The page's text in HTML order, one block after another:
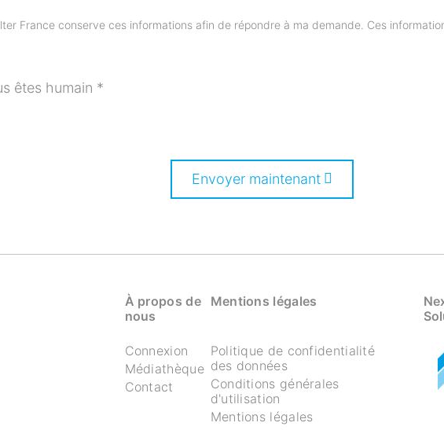
France conserve ces informations afin de répondre à ma demande. Ces
êtes humain *
Envoyer maintenant
À propos de
nous
Connexion
Médiathèque
Contact
Mentions légales
Politique de confidentialité
des données
Conditions générales
d'utilisation
Mentions légales